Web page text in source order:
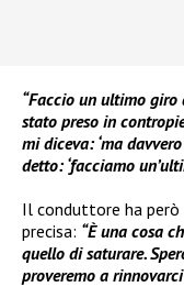
“Faccio un ultimo giro
stato preso in
mi diceva: ‘ma
detto: ‘facciamo
Il conduttore ha però
precisa: “È una cosa
quello di saturare.
proveremo a